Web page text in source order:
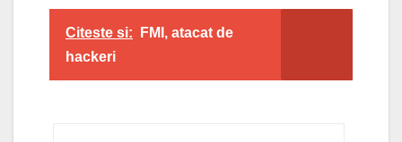
Citeste si:
FMI, atacat de
hackeri